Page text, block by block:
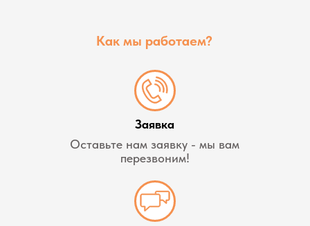
Как мы работаем?
Оставьте нам заявку - мы вам
перезвоним!
Заявка